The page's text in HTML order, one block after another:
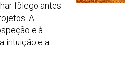
fôlego antes
A
e à
intuição e a